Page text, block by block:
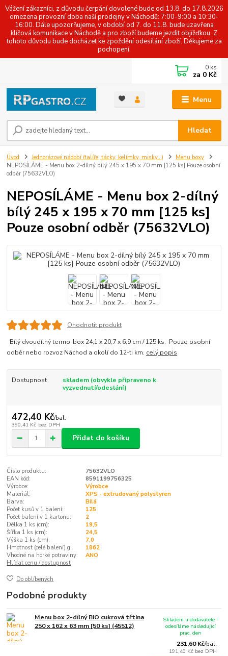
Vážení zákazníci, z důvodu čerpání dovolené bude od 13.8. do 17.8.2026
omezena provozní doba naší prodejny v Náchodě: 7:00-9:00 a 10:30-
16:00. Dále upozorňujeme, v období od 7. do 11.8. bude uzavřena
klíčová komunikace v Náchodě a pro zboží budeme jezdit objížďkou. Z
tohoto důvodu bude docházet ke zpoždění odesílání zboží. Děkujeme za
pochopení.
Menu
Hledat
0 ks
za 0 Kč
Úvod Jednorázové nádobí (talíře, tácky, kelímky, misky...)
Menu boxy
NEPOSÍLÁME - Menu box 2-dílný bílý 245 x 195 x 70 mm [125 ks] Pouze osobní
odběr (75632VLO)
NEPOSÍLÁME - Menu box 2-dílný
bílý 245 x 195 x 70 mm [125 ks]
Pouze osobní odběr (75632VLO)
Ohodnotit produkt
Bílý dvoudílný termo-box 24,1 x 20,7 x 6,9 cm / 125 ks. Pouze osobní
odběr nebo rozvoz Náchod a okolí do 12-ti km. celý popis
Dostupnost
skladem (obvykle připraveno k
vyzvednutí/odeslání)
472,40 Kč/bal.
390,41 Kč bez DPH
Přidat do košíku
Číslo produktu:
75632VLO
EAN kód:
8591199756325
Výrobce:
Výrobce
Materiál:
XPS - extrudovaný polystyren
Barva:
Bílá
Počet kusů v 1 balení:
125
Počet balení v 1 kartonu:
2
Délka 1 ks (cm):
19,5
Šířka 1 ks (cm):
24,5
Výška 1 ks (cm):
7,0
Hmotnost (celé balení) g:
1862
Vhodné na horké potraviny:
ANO
Hlídat cenu / dostupnost
Do oblíbených
Podobné produkty
Menu box 2-dílný BIO cukrová třtina
250 x 162 x 63 mm [50 ks] (45512)
231,60 Kč/bal.
191,40 Kč bez DPH
Skladem u dodavatele -
odesíláme následující
prac. den